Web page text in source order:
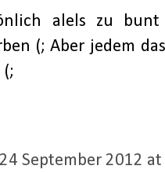
alels zu
(; Aber jedem
24 September 2012